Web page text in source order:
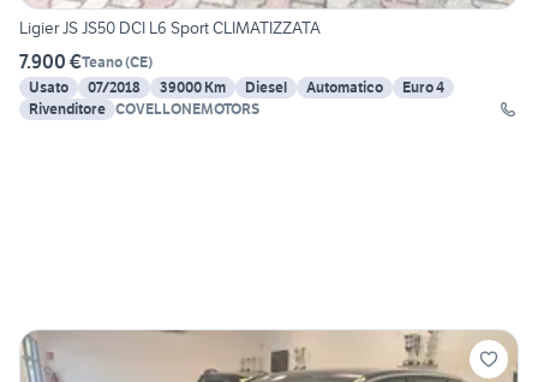
Ligier JS JS50 DCI L6 Sport CLIMATIZZATA
7.900 €Teano(CE)
Usato
07/2018 39000 Km Diesel Automatico
Euro 4
Rivenditore COVELLONEMOTORS